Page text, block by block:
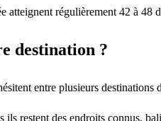
atteignent régulièrement 42 à 48
destination ?
entre plusieurs destinations
restent des endroits connus,